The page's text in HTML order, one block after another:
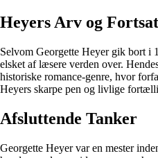
Heyers Arv og
Selvom Georgette Heyer gik bort i
elsket af læsere verden over.
historiske romance-genre, hvor
Heyers skarpe pen og livlige
Afsluttende Tanker
Georgette Heyer var en mester